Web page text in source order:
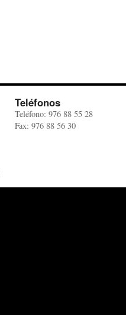
Teléfonos
Teléfono: 976 88 55 28
Fax: 976 88 56 30